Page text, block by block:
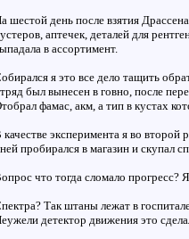
шестой день после взятия
аптечек, деталей для
в ассортимент.
я это все дело тащить
был вынесен в говно, после
фамас, акм, а тип в кустах
качестве эксперимента я во
пробирался в магазин и скупал
что тогда сломало прогресс?
Так штаны лежат в
детектор движения это